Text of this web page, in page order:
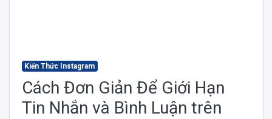
Kiến Thức Instagram
Cách Đơn Giản Để Giới Hạn
Tin Nhắn và Bình Luận trên